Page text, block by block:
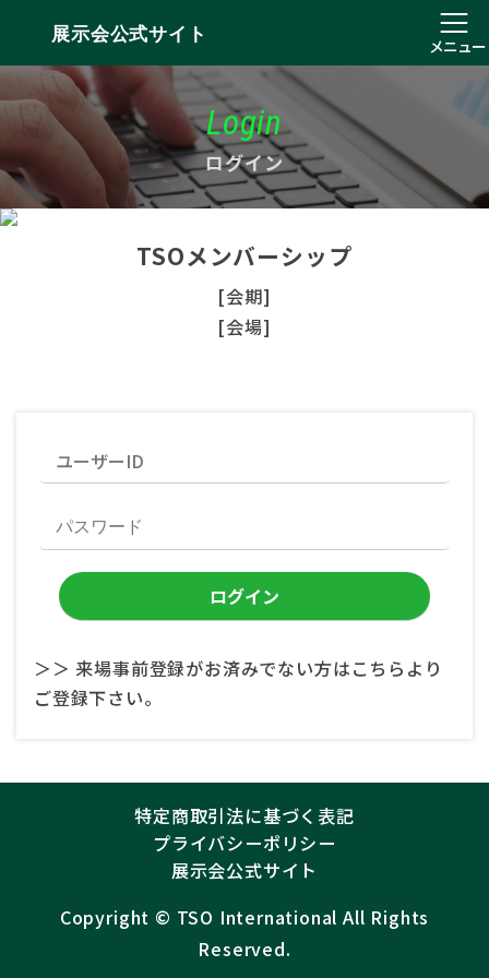
展示会公式サイト
メニュー
Login
ログイン
TSOメンバーシップ
[会期]
[会場]
＞＞ 来場事前登録がお済みでない方はこちらより
ご登録下さい。
特定商取引法に基づく表記
プライバシーポリシー
展示会公式サイト
Copyright ©︎ TSO International All Rights
Reserved.